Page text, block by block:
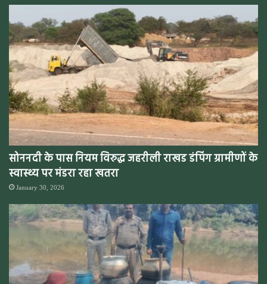
सोननदी के पास नियम विरुद्ध जहरीली राखड डंपिंग ग्रामीणों के
स्वास्थ्य पर मंडरा रहा खतरा
January 30, 2026